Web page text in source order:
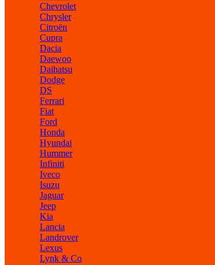
Chevrolet
Chrysler
Citroën
Cupra
Dacia
Daewoo
Daihatsu
Dodge
DS
Ferrari
Fiat
Ford
Honda
Hyundai
Hummer
Infiniti
Iveco
Isuzu
Jaguar
Jeep
Kia
Lancia
Landrover
Lexus
Lynk & Co